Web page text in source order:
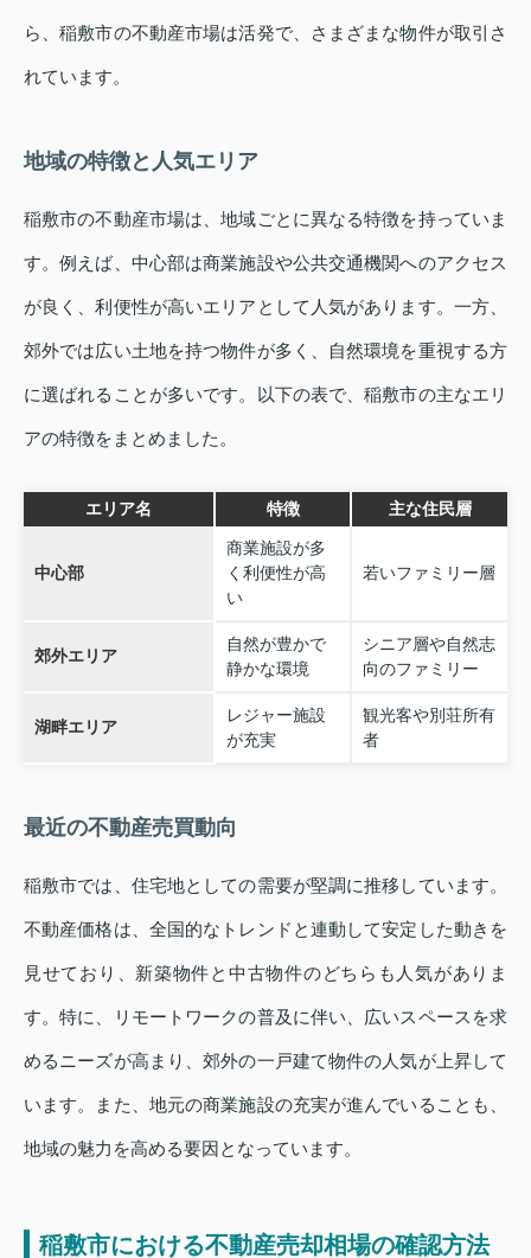
ら、稲敷市の不動産市場は活発で、さまざまな物件が取引さ
れています。
地域の特徴と人気エリア
稲敷市の不動産市場は、地域ごとに異なる特徴を持っていま
す。例えば、中心部は商業施設や公共交通機関へのアクセス
が良く、利便性が高いエリアとして人気があります。一方、
郊外では広い土地を持つ物件が多く、自然環境を重視する方
に選ばれることが多いです。以下の表で、稲敷市の主なエリ
アの特徴をまとめました。
エリア名 特徴 主な住民層
中心部
商業施設が多
く利便性が高
い
若いファミリー層
郊外エリア
自然が豊かで
静かな環境
シニア層や自然志
向のファミリー
湖畔エリア
レジャー施設
が充実
観光客や別荘所有
者
最近の不動産売買動向
稲敷市では、住宅地としての需要が堅調に推移しています。
不動産価格は、全国的なトレンドと連動して安定した動きを
見せており、新築物件と中古物件のどちらも人気がありま
す。特に、リモートワークの普及に伴い、広いスペースを求
めるニーズが高まり、郊外の一戸建て物件の人気が上昇して
います。また、地元の商業施設の充実が進んでいることも、
地域の魅力を高める要因となっています。
稲敷市における不動産売却相場の確認方法